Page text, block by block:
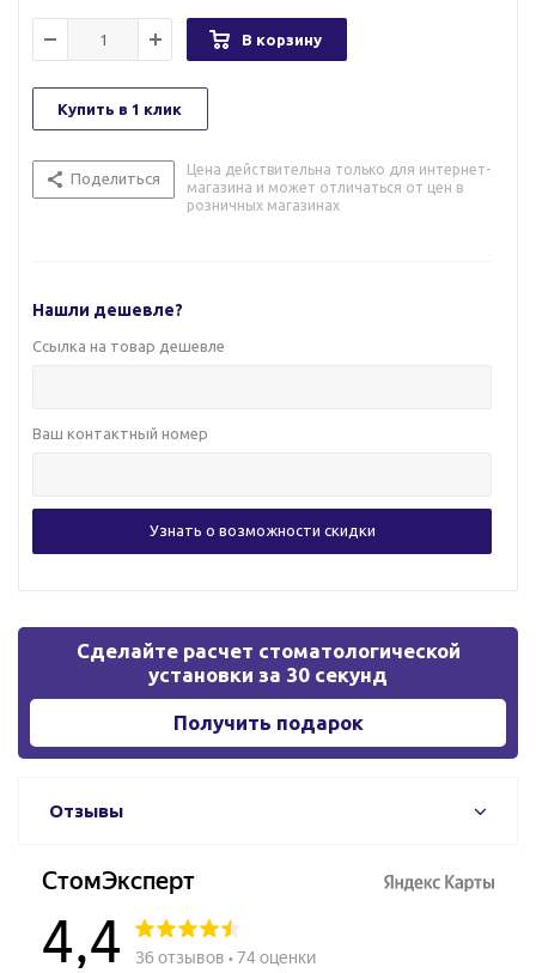
В корзину
Купить в 1 клик
Поделиться
Цена действительна только для интернет-
магазина и может отличаться от цен в
розничных магазинах
Нашли дешевле?
Ссылка на товар дешевле
Ваш контактный номер
Сделайте расчет стоматологической
установки за 30 секунд
Получить подарок
Отзывы